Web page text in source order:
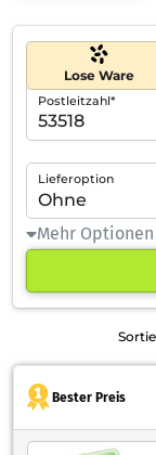
Lose Ware
Postleitzahl*
Lieferoption
Mehr
Bester Preis